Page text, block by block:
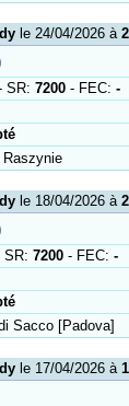
le 24/04/2026 à
SR: 7200- FEC: -
Raszynie
le 18/04/2026 à
7200- FEC: -
Sacco [Padova]
le 17/04/2026 à